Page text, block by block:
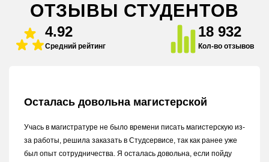
ОТЗЫВЫ СТУДЕНТОВ
4.92
Средний рейтинг
18 932
Кол-во отзывов
Осталась довольна магистерской
Учась в магистратуре не было времени писать магистерскую из-
за работы, решила заказать в Студсервисе, так как ранее уже
был опыт сотрудничества. Я осталась довольна, если пойду